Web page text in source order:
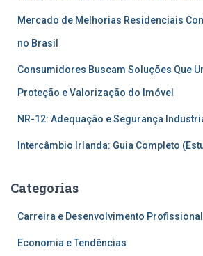
Mercado de Melhorias Residenciais
no Brasil
Consumidores Buscam Soluções Que
Proteção e Valorização do Imóvel
NR-12: Adequação e Segurança
Intercâmbio Irlanda: Guia Completo
Categorias
Carreira e Desenvolvimento Profissional
Economia e Tendências